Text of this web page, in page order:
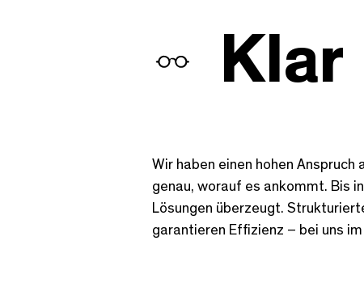
Klar
Wir haben einen hohen
genau, worauf es ankommt. Bis
Lösungen überzeugt.
garantieren Effizienz – bei uns